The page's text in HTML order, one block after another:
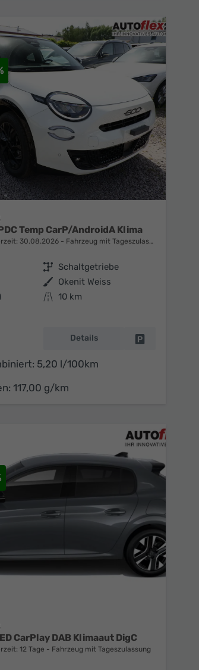
Temp CarP/AndroidA Klima
30.08.2026 Fahrzeug mit Tageszulassung
Getriebe Schaltgetriebe
Außenfarbe Okenit Weiss
Kilometerstand 10 km
Details
5,20 l/100km
117,00 g/km
CarPlay DAB Klimaaut DigC
12 Tage Fahrzeug mit Tageszulassung